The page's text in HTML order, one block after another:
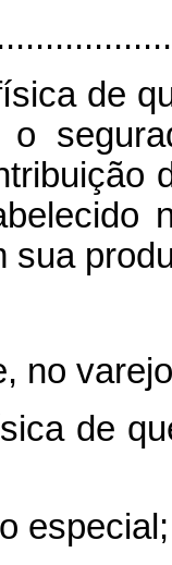
de
sua
no
de
especial;